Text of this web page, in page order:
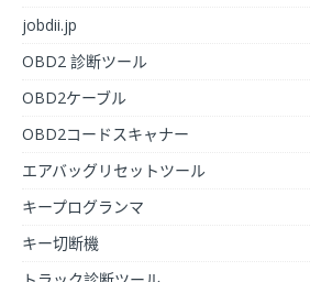
jobdii.jp
OBD2 診断ツール
OBD2ケーブル
OBD2コードスキャナー
エアバッグリセットツール
キープログランマ
キー切断機